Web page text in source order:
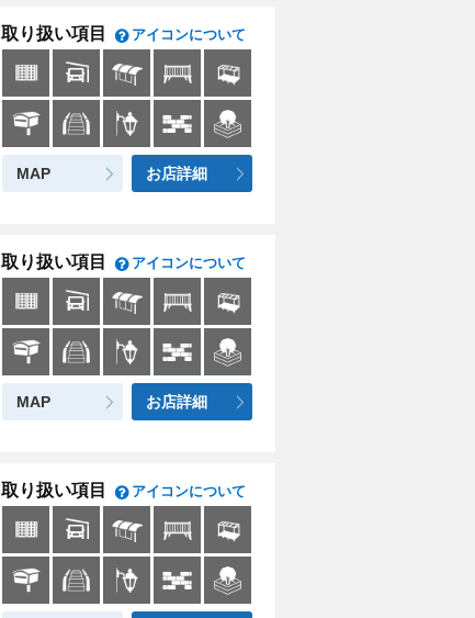
取り扱い項目 アイコンについて
MAP お店詳細
取り扱い項目 アイコンについて
MAP お店詳細
取り扱い項目 アイコンについて